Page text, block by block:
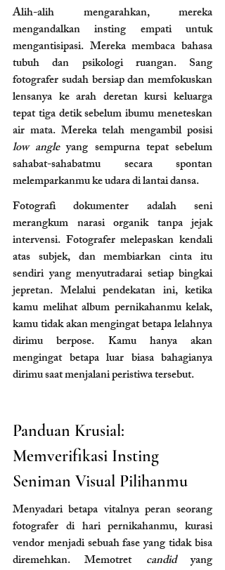
Alih-alih mengarahkan, mereka
mengandalkan insting empati untuk
mengantisipasi. Mereka membaca bahasa
tubuh dan psikologi ruangan. Sang
fotografer sudah bersiap dan memfokuskan
lensanya ke arah deretan kursi keluarga
tepat tiga detik sebelum ibumu meneteskan
air mata. Mereka telah mengambil posisi
low angle yang sempurna tepat sebelum
sahabat-sahabatmu secara spontan
melemparkanmu ke udara di lantai dansa.
Fotografi dokumenter adalah seni
merangkum narasi organik tanpa jejak
intervensi. Fotografer melepaskan kendali
atas subjek, dan membiarkan cinta itu
sendiri yang menyutradarai setiap bingkai
jepretan. Melalui pendekatan ini, ketika
kamu melihat album pernikahanmu kelak,
kamu tidak akan mengingat betapa lelahnya
dirimu berpose. Kamu hanya akan
mengingat betapa luar biasa bahagianya
dirimu saat menjalani peristiwa tersebut.
Panduan Krusial:
Memverifikasi Insting
Seniman Visual Pilihanmu
Menyadari betapa vitalnya peran seorang
fotografer di hari pernikahanmu, kurasi
vendor menjadi sebuah fase yang tidak bisa
diremehkan. Memotret candid yang